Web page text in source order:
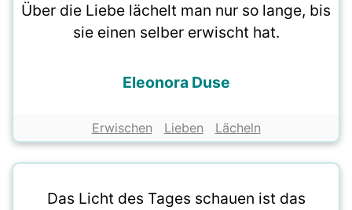
Über die Liebe lächelt man nur so lange, bis
sie einen selber erwischt hat.
Eleonora Duse
Erwischen Lieben Lächeln
Das Licht des Tages schauen ist das